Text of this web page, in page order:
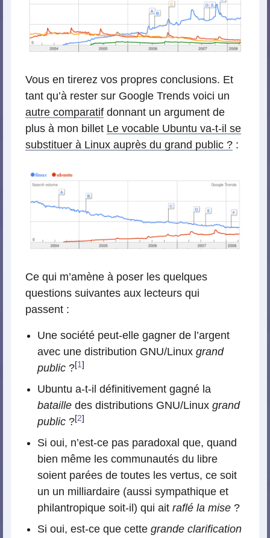
Vous en tirerez vos propres conclusions. Et
tant qu’à rester sur Google Trends voici un
autre comparatif donnant un argument de
plus à mon billet Le vocable Ubuntu va-t-il se
substituer à Linux auprès du grand public ? :
Ce qui m’amène à poser les quelques
questions suivantes aux lecteurs qui
passent :
Une société peut-elle gagner de l’argent
avec une distribution GNU/Linux grand
public ?[1]
Ubuntu a-t-il définitivement gagné la
bataille des distributions GNU/Linux grand
public ?[2]
Si oui, n’est-ce pas paradoxal que, quand
bien même les communautés du libre
soient parées de toutes les vertus, ce soit
un un milliardaire (aussi sympathique et
philantropique soit-il) qui ait raflé la mise ?
Si oui, est-ce que cette grande clarification